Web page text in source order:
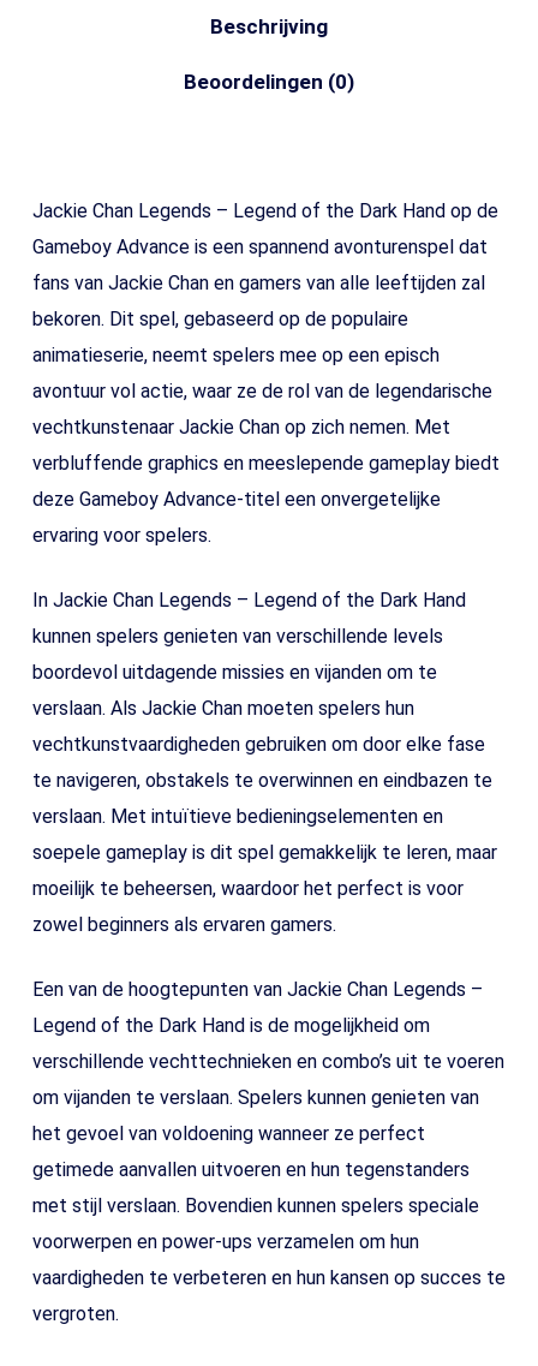
Beschrijving
Beoordelingen (0)
Jackie Chan Legends – Legend of the Dark Hand op de
Gameboy Advance is een spannend avonturenspel dat
fans van Jackie Chan en gamers van alle leeftijden zal
bekoren. Dit spel, gebaseerd op de populaire
animatieserie, neemt spelers mee op een episch
avontuur vol actie, waar ze de rol van de legendarische
vechtkunstenaar Jackie Chan op zich nemen. Met
verbluffende graphics en meeslepende gameplay biedt
deze Gameboy Advance-titel een onvergetelijke
ervaring voor spelers.
In Jackie Chan Legends – Legend of the Dark Hand
kunnen spelers genieten van verschillende levels
boordevol uitdagende missies en vijanden om te
verslaan. Als Jackie Chan moeten spelers hun
vechtkunstvaardigheden gebruiken om door elke fase
te navigeren, obstakels te overwinnen en eindbazen te
verslaan. Met intuïtieve bedieningselementen en
soepele gameplay is dit spel gemakkelijk te leren, maar
moeilijk te beheersen, waardoor het perfect is voor
zowel beginners als ervaren gamers.
Een van de hoogtepunten van Jackie Chan Legends –
Legend of the Dark Hand is de mogelijkheid om
verschillende vechttechnieken en combo’s uit te voeren
om vijanden te verslaan. Spelers kunnen genieten van
het gevoel van voldoening wanneer ze perfect
getimede aanvallen uitvoeren en hun tegenstanders
met stijl verslaan. Bovendien kunnen spelers speciale
voorwerpen en power-ups verzamelen om hun
vaardigheden te verbeteren en hun kansen op succes te
vergroten.